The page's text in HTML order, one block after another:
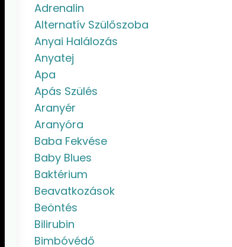
Adrenalin
Alternatív Szülőszoba
Anyai Halálozás
Anyatej
Apa
Apás Szülés
Aranyér
Aranyóra
Baba Fekvése
Baby Blues
Baktérium
Beavatkozások
Beöntés
Bilirubin
Bimbóvédő